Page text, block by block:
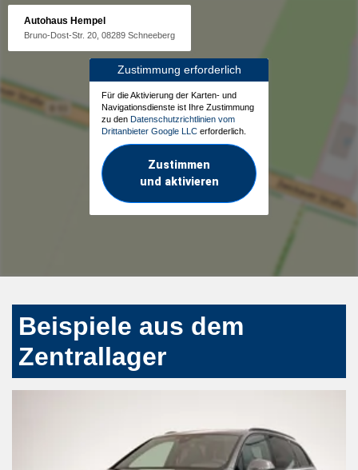
Autohaus Hempel
Bruno-Dost-Str. 20, 08289 Schneeberg
Zustimmung erforderlich
Für die Aktivierung der Karten- und
Navigationsdienste ist Ihre Zustimmung
zu den Datenschutzrichtlinien vom
Drittanbieter Google LLC erforderlich.
Zustimmen
und aktivieren
Beispiele aus dem
Zentrallager